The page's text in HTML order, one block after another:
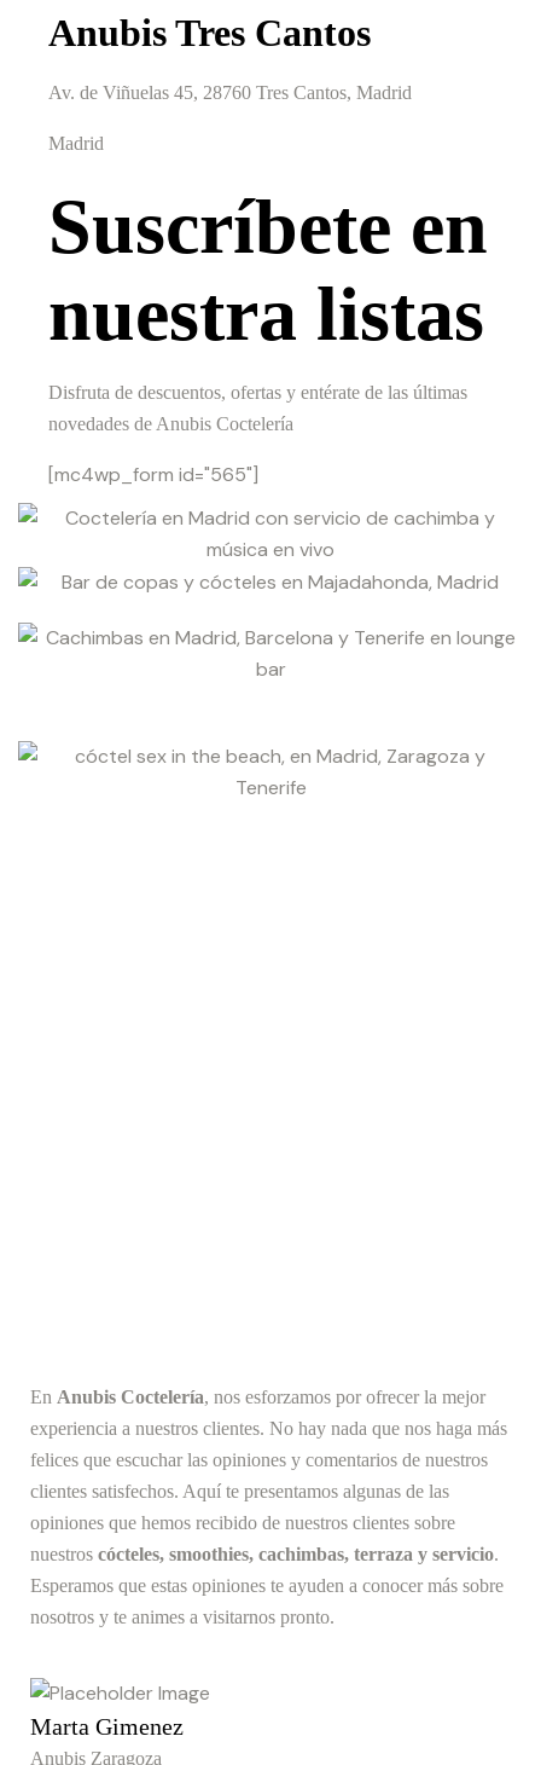
Anubis Tres Cantos
Av. de Viñuelas 45, 28760 Tres Cantos, Madrid
Madrid
Suscríbete en
nuestra listas
Disfruta de descuentos, ofertas y entérate de las últimas
novedades de Anubis Coctelería
[mc4wp_form id="565"]
En Anubis Coctelería, nos esforzamos por ofrecer la mejor
experiencia a nuestros clientes. No hay nada que nos haga más
felices que escuchar las opiniones y comentarios de nuestros
clientes satisfechos. Aquí te presentamos algunas de las
opiniones que hemos recibido de nuestros clientes sobre
nuestros cócteles, smoothies, cachimbas, terraza y servicio.
Esperamos que estas opiniones te ayuden a conocer más sobre
nosotros y te animes a visitarnos pronto.
Marta Gimenez
Anubis Zaragoza